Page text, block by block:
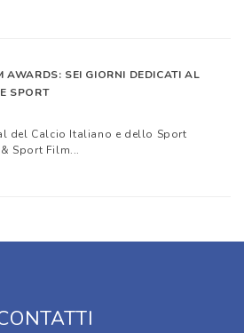
AWARDS: SEI GIORNI DEDICATI AL
SPORT
del Calcio Italiano e dello Sport
Sport Film...